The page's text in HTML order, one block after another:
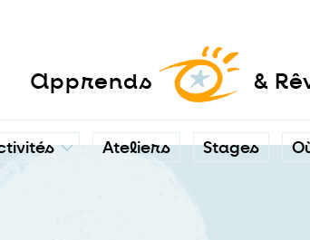
apprends &
Ateliers Stages